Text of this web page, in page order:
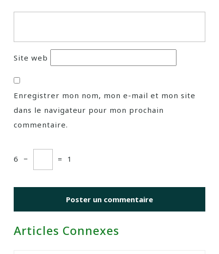
Site web
Enregistrer mon nom, mon e-mail et mon site
dans le navigateur pour mon prochain
commentaire.
6 − = 1
Articles Connexes